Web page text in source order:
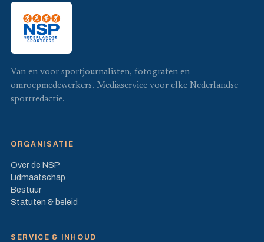
Van en voor sportjournalisten, fotografen en
omroepmedewerkers. Mediaservice voor elke Nederlandse
sportredactie.
ORGANISATIE
Over de NSP
Lidmaatschap
Bestuur
Statuten & beleid
SERVICE & INHOUD